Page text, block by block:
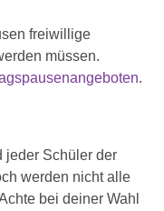
freiwillige
müssen.
.
jeder Schüler der
werden nicht alle
bei deiner Wahl